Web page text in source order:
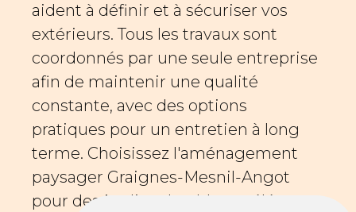
aident à définir et à sécuriser vos
extérieurs. Tous les travaux sont
coordonnés par une seule entreprise
afin de maintenir une qualité
constante, avec des options
pratiques pour un entretien à long
terme. Choisissez l'aménagement
paysager Graignes-Mesnil-Angot
pour des jardins durables et élégants